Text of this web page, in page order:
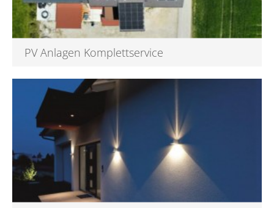
PV Anlagen Komplettservice
Salzburg Wer in S...
Mehr darüber